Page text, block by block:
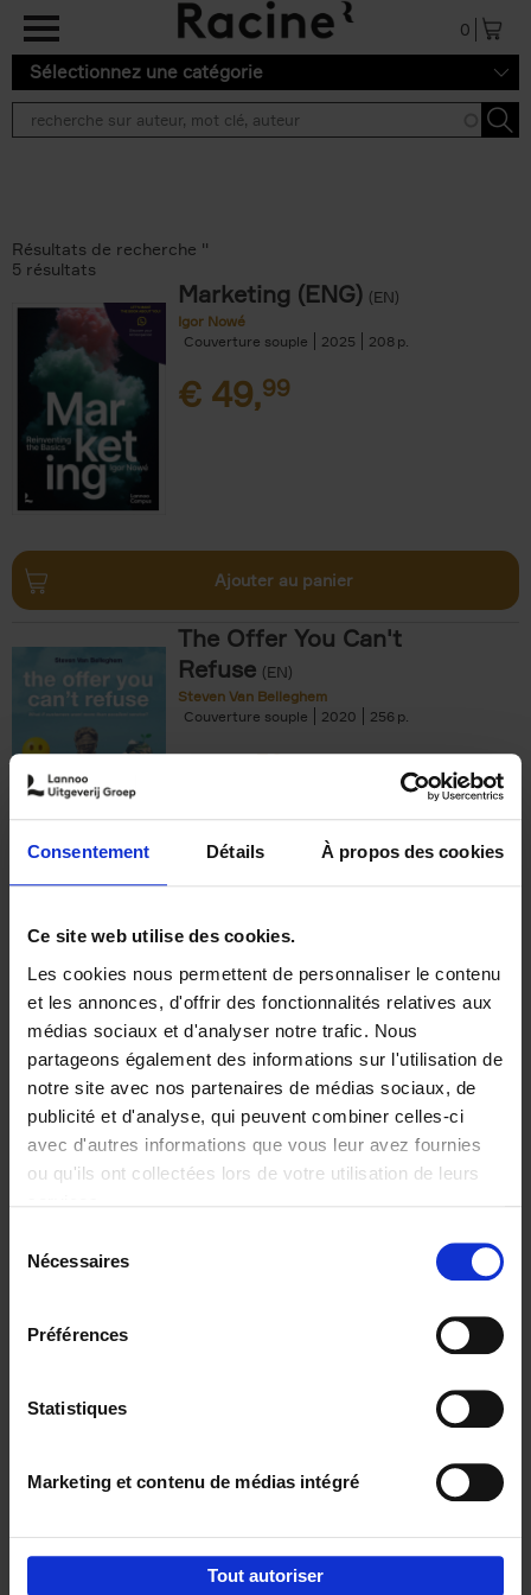
Consentement Détails À propos des cookies
Ce site web utilise des cookies.
Les cookies nous permettent de personnaliser le contenu
et les annonces, d'offrir des fonctionnalités relatives aux
médias sociaux et d'analyser notre trafic. Nous
partageons également des informations sur l'utilisation de
notre site avec nos partenaires de médias sociaux, de
publicité et d'analyse, qui peuvent combiner celles-ci
avec d'autres informations que vous leur avez fournies
ou qu'ils ont collectées lors de votre utilisation de leurs
Nécessaires
Préférences
Statistiques
Marketing et contenu de médias intégré
Tout autoriser
Aller au contenu principal
0
Sélectionnez une catégorie
Résultats de recherche ''
5 résultats
Marketing (ENG) (EN)
Igor Nowé
Couverture souple
2025 208
€ 49,99
Ajouter au panier
The Offer You Can't
Refuse (EN)
Steven Van Belleghem
Couverture souple
2020 256
€37,50
Building Bonds = Building
Business
Jochen Roef Jozefien De Feyter
Carolien Boom
Couverture souple
2025 200
€29,99
Digital marketing like a PRO -
completely revised edition (EN)